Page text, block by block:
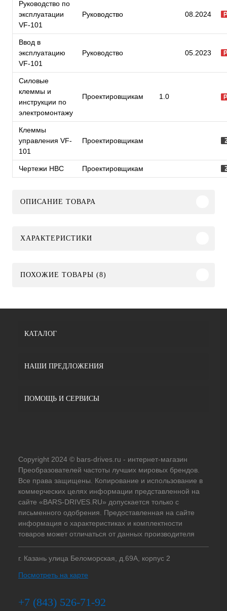
Руководство по
эксплуатации
VF-101
Руководство 08.2024
Ввод в
эксплуатацию
VF-101
Руководство 05.2023
Силовые
клеммы и
инструкции по
электромонтажу
Проектировщикам 1.0
Клеммы
управления VF-
101
Проектировщикам
Чертежи HBC Проектировщикам
ОПИСАНИЕ ТОВАРА
ХАРАКТЕРИСТИКИ
ПОХОЖИЕ ТОВАРЫ (8)
КАТАЛОГ
НАШИ ПРЕДЛОЖЕНИЯ
ПОМОЩЬ И СЕРВИСЫ
Copyright 2024 © bars-drives.ru - интернет-магазин
Преобразователей частоты лучших мировых брендов.
Все права защищены. Копирование и использование в
коммерческих целях информации представленной на
сайте «BARS-DRIVES.RU» допускается только с
письменного одобрения. Предоставленная на сайте
информация о характеристиках и комплектности
товаров может отличаться от данных производителя
г. Казань улица Беломорская, д.69А, корпус 2
Посмотреть на карте
+7 (843) 526-71-92